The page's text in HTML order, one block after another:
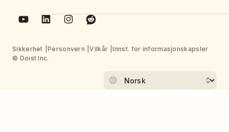
Sikkerhet Personvern Vilkår
Innst. for informasjonskapsler
© Doist Inc.